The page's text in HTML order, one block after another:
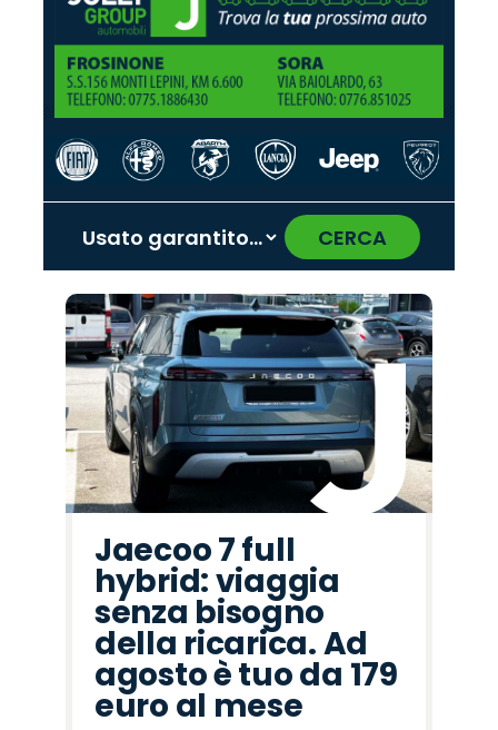
CERCA
Promo
Lancia
Promo
Jaecoo
Promo
Jeep
Promo
Citroën
Promo
Alfa
Romeo
Promo
Cupra
Promo
Hyundai
Promo
Omoda
Promo
Land
Rover
Promo
Abarth
Promo
Seat
Promo
Peugeot
Promo
Fiat
Promo
Mazda
Promo
Opel
‹ ›
Jaecoo 7 full
hybrid: viaggia
senza bisogno
della ricarica. Ad
agosto è tuo da 179
euro al mese